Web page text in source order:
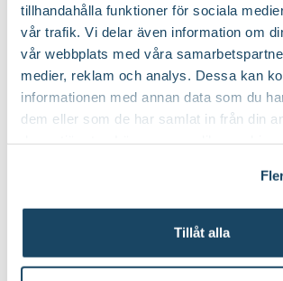
tillhandahålla funktioner för sociala
vår trafik. Vi delar även information om
vår webbplats med våra
medier, reklam och analys. Dessa kan
informationen med annan data som du
dem eller som de har samlat in från din
Tillåt alla
Jordprodukter: Blomjord